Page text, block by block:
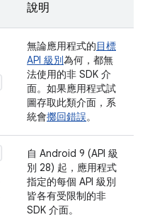
說明
無論應用程式的目標
API 級別為何，都無
法使用的非 SDK 介
面。如果應用程式試
圖存取此類介面，系
統會擲回錯誤。
自 Android 9 (API 級
別 28) 起，應用程式
指定的每個 API 級別
皆各有受限制的非
SDK 介面。